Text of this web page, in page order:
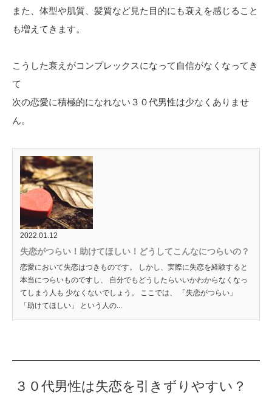
また、体型や肌質、髪質など見た目的にも衰えを感じること
も増えてきます。
こうした衰えがコンプレックスになって自信がなくなってき
て
次の恋愛に積極的になれない３０代男性は少なくありませ
ん。
2022.01.12
失恋がつらい！助けてほしい！どうしてこんなにつらいの？
恋愛において失恋はつきものです。 しかし、実際に失恋を経験すると
本当につらいものですし、 自分でもどうしたらいいかわからなくなっ
てしまう人も 少なくないでしょう。 ここでは、 「失恋がつらい」
「助けてほしい」 という人の...
３０代男性は失恋を引きずりやすい？